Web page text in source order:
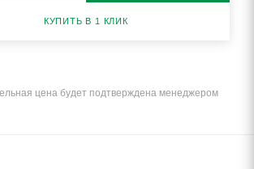
КУПИТЬ В 1 КЛИК
цена будет подтверждена менеджером